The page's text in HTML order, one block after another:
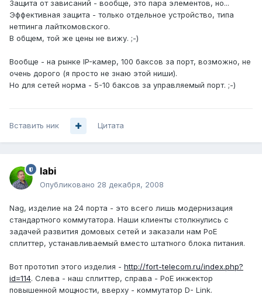
Защита от зависаний - вообще, это пара элементов, но...
Эффективная защита - только отдельное устройство, типа
нетпинга лайткомовского.
В общем, той же цены не вижу. ;-)
Вообще - на рынке IP-камер, 100 баксов за порт, возможно, не
очень дорого (я просто не знаю этой ниши).
Но для сетей норма - 5-10 баксов за управляемый порт. ;-)
Вставить ник Цитата
labi
Опубликовано 28 декабря, 2008
Nag, изделие на 24 порта - это всего лишь модернизация
стандартного коммутатора. Наши клиенты столкнулись с
задачей развития домовых сетей и заказали нам PoE
сплиттер, устанавливаемый вместо штатного блока питания.
Вот прототип этого изделия - http://fort-telecom.ru/index.php?
id=114. Слева - наш сплиттер, справа - PoE инжектор
повышенной мощности, вверху - коммутатор D- Link.